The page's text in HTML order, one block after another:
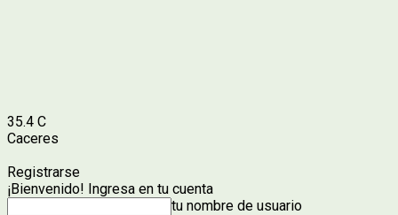
35.4 C
Caceres
Registrarse
¡Bienvenido! Ingresa en tu cuenta
tu nombre de usuario